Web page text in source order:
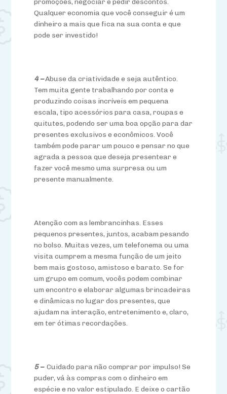
promoções, negociar e pedir descontos.
Qualquer economia que você conseguir é um
dinheiro a mais que fica na sua conta e que
pode ser investido!
4 –Abuse da criatividade e seja autêntico.
Tem muita gente trabalhando por conta e
produzindo coisas incríveis em pequena
escala, tipo acessórios para casa, roupas e
quitutes, podendo ser uma boa opção para dar
presentes exclusivos e econômicos. Você
também pode parar um pouco e pensar no que
agrada a pessoa que deseja presentear e
fazer você mesmo uma surpresa ou um
presente manualmente.
Atenção com as lembrancinhas. Esses
pequenos presentes, juntos, acabam pesando
no bolso. Muitas vezes, um telefonema ou uma
visita cumprem a mesma função de um jeito
bem mais gostoso, amistoso e barato. Se for
um grupo em comum, vocês podem combinar
um encontro e elaborar algumas brincadeiras
e dinâmicas no lugar dos presentes, que
ajudam na interação, entretenimento e, claro,
em ter ótimas recordações.
5 – Cuidado para não comprar por impulso! Se
puder, vá às compras com o dinheiro em
espécie e no valor estipulado. E deixe o cartão